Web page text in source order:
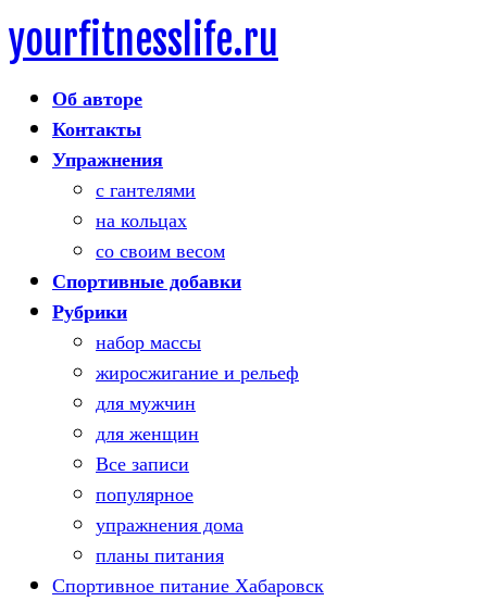
Skip
to
content
yourfitnesslife.ru
Об авторе
Контакты
Упражнения
с гантелями
на кольцах
со своим весом
Спортивные добавки
Рубрики
набор массы
жиросжигание и рельеф
для мужчин
для женщин
Все записи
популярное
упражнения дома
планы питания
Спортивное питание Хабаровск